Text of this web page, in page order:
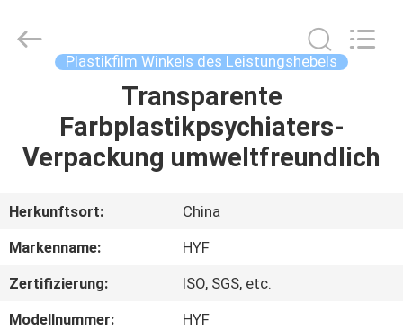
PRODUKTE
VIDEOS
UNS
Ltd..
Plastikfilm Winkels des Leistungshebels
Transparente
Farbplastikpsychiaters-
Verpackung umweltfreundlich
Herkunftsort:
China
Markenname:
HYF
Zertifizierung:
ISO, SGS, etc.
Modellnummer:
HYF